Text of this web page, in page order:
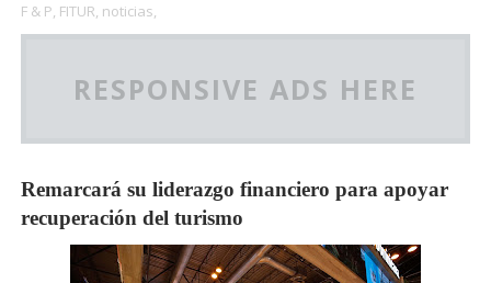
F & P, FITUR, noticias,
RESPONSIVE ADS HERE
Remarcará su liderazgo financiero para apoyar
recuperación del turismo